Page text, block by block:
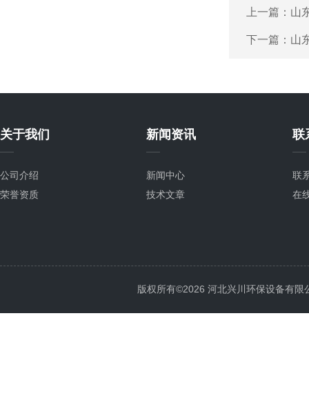
上一篇： 山
下一篇： 山
关于我们
公司介绍
荣誉资质
新闻资讯
新闻中心
技术文章
联
联
在
版权所有©2026 河北兴川环保设备有